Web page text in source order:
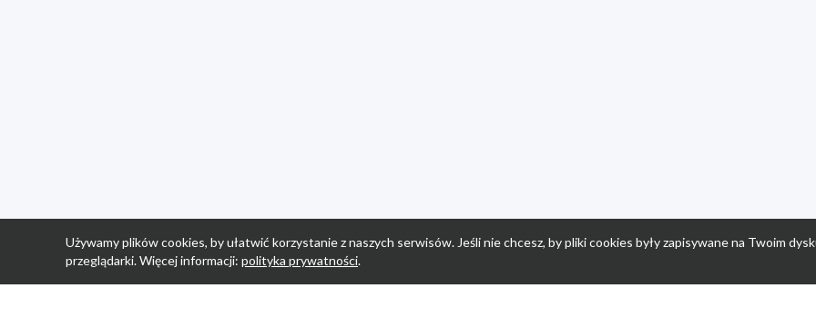
Używamy plików cookies, by ułatwić korzystanie z naszych serwisów. Jeśli nie chcesz, by pliki cookies były zapisywane na Twoim
przeglądarki. Więcej informacji: polityka prywatności.